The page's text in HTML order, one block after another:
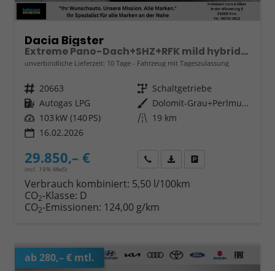
Dacia Bigster
Extreme Pano-Dach+SHZ+RFK mild hybrid-G 140 LPG
unverbindliche Lieferzeit: 10 Tage Fahrzeug mit Tageszulassung
Fahrzeugnr. 20663 Getriebe Schaltgetriebe
Kraftstoff Autogas LPG Außenfarbe
Dolomit-Grau+Perlmutt-Schwarz
Leistung 103 kW (140 PS) Kilometerstand 19 km
16.02.2026
29.850,– €
incl. 19% MwSt.
Wir rufen Sie anFahrzeugexposé (PDF)
Verbrauch kombiniert: 5,50 l/100km
CO2-Klasse: D
CO2-Emissionen: 124,00 g/km
ab 280,– € mtl.